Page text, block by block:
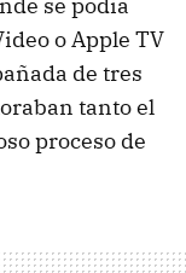
se podía
o Apple TV
de tres
tanto el
proceso de